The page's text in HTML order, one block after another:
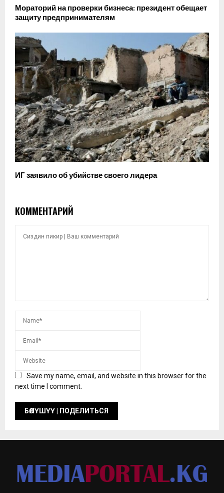
Мораторий на проверки бизнеса: президент обещает
защиту предпринимателям
ИГ заявило об убийстве своего лидера
КОММЕНТАРИЙ
Save my name, email, and website in this browser for the
next time I comment.